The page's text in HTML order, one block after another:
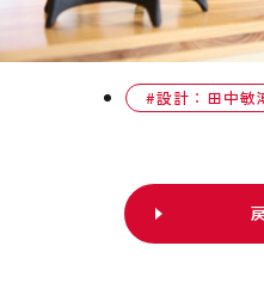
設計：田中敏